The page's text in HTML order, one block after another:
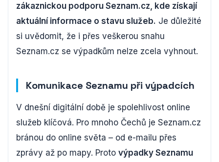
zákaznickou podporu Seznam.cz, kde získají
aktuální informace o stavu služeb. Je důležité
si uvědomit, že i přes veškerou snahu
Seznam.cz se výpadkům nelze zcela vyhnout.
Komunikace Seznamu při výpadcích
V dnešní digitální době je spolehlivost online
služeb klíčová. Pro mnoho Čechů je Seznam.cz
bránou do online světa – od e-mailu přes
zprávy až po mapy. Proto výpadky Seznamu